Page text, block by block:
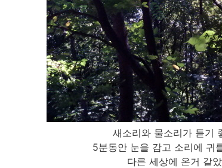
새소리와 물소리가 듣기
5분동안 눈을 감고 소리에 귀
다른 세상에 온거 같